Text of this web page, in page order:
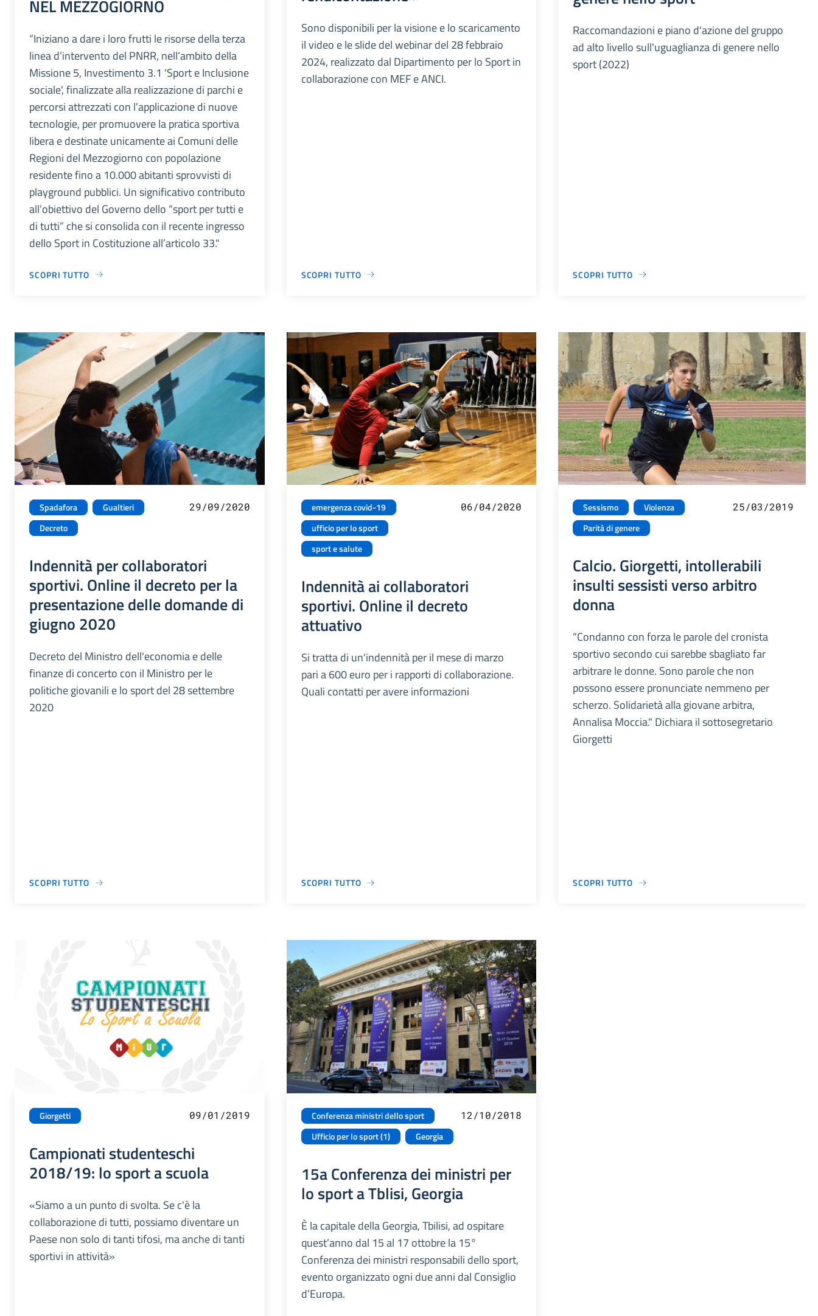
NEL MEZZOGIORNO
“Iniziano a dare i loro frutti le risorse della terza
linea d’intervento del PNRR, nell’ambito della
Missione 5, Investimento 3.1 'Sport e Inclusione
sociale', finalizzate alla realizzazione di parchi e
percorsi attrezzati con l’applicazione di nuove
tecnologie, per promuovere la pratica sportiva
libera e destinate unicamente ai Comuni delle
Regioni del Mezzogiorno con popolazione
residente fino a 10.000 abitanti sprovvisti di
playground pubblici. Un significativo contributo
all’obiettivo del Governo dello “sport per tutti e
di tutti” che si consolida con il recente ingresso
dello Sport in Costituzione all’articolo 33."
SCOPRI TUTTO
Sono disponibili per la visione e lo scaricamento
il video e le slide del webinar del 28 febbraio
2024, realizzato dal Dipartimento per lo Sport in
collaborazione con MEF e ANCI.
SCOPRI TUTTO
Raccomandazioni e piano d'azione del gruppo
ad alto livello sull'uguaglianza di genere nello
sport (2022)
SCOPRI TUTTO
Spadafora
Gualtieri
Decreto
29/09/2020
Indennità per collaboratori
sportivi. Online il decreto per la
presentazione delle domande di
giugno 2020
Decreto del Ministro dell'economia e delle
finanze di concerto con il Ministro per le
politiche giovanili e lo sport del 28 settembre
2020
SCOPRI TUTTO
emergenza covid-19
ufficio per lo sport
sport e salute
06/04/2020
Indennità ai collaboratori
sportivi. Online il decreto
attuativo
Si tratta di un'indennità per il mese di marzo
pari a 600 euro per i rapporti di collaborazione.
Quali contatti per avere informazioni
SCOPRI TUTTO
Sessismo
Violenza
Parità di genere
25/03/2019
Calcio. Giorgetti, intollerabili
insulti sessisti verso arbitro
donna
“Condanno con forza le parole del cronista
sportivo secondo cui sarebbe sbagliato far
arbitrare le donne. Sono parole che non
possono essere pronunciate nemmeno per
scherzo. Solidarietà alla giovane arbitra,
Annalisa Moccia." Dichiara il sottosegretario
Giorgetti
SCOPRI TUTTO
Giorgetti 09/01/2019
Campionati studenteschi
2018/19: lo sport a scuola
«Siamo a un punto di svolta. Se c'è la
collaborazione di tutti, possiamo diventare un
Paese non solo di tanti tifosi, ma anche di tanti
sportivi in attività»
Conferenza ministri dello sport
Ufficio per lo sport (1)
Georgia
12/10/2018
15a Conferenza dei ministri per
lo sport a Tblisi, Georgia
È la capitale della Georgia, Tbilisi, ad ospitare
quest’anno dal 15 al 17 ottobre la 15°
Conferenza dei ministri responsabili dello sport,
evento organizzato ogni due anni dal Consiglio
d’Europa.